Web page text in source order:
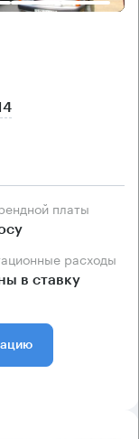
платы
расходы
в ставку